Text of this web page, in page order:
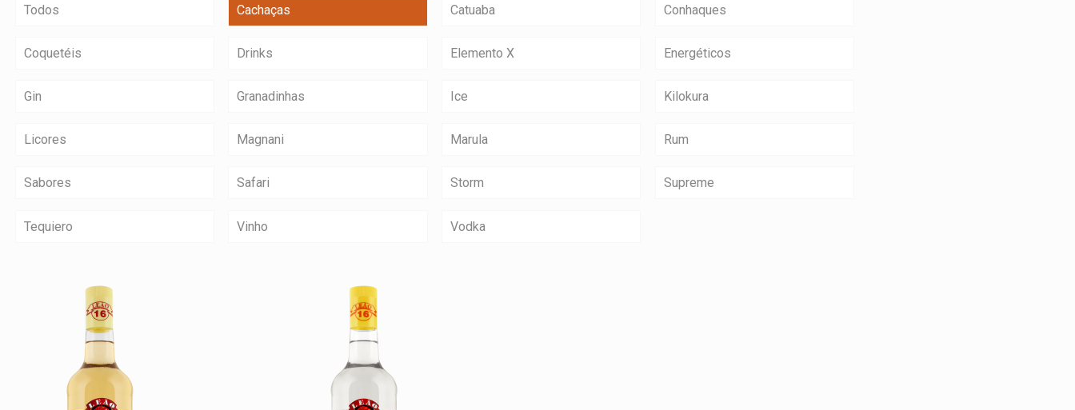
Todos Cachaças Catuaba Conhaques
Coquetéis Drinks Elemento X Energéticos
Gin Granadinhas Ice Kilokura
Licores Magnani Marula Rum
Sabores Safari Storm Supreme
Tequiero Vinho Vodka